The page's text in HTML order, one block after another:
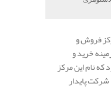
فروش و
خرید و
نام این مرکز
پایدار